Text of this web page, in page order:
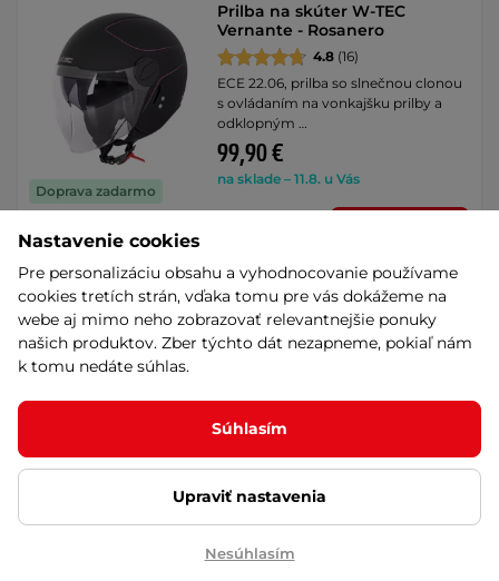
Doprava zadarmo
Prilba na skúter W-TEC
Vernante - Rosanero
4.8 (16)
ECE 22.06, prilba so slnečnou clonou
s ovládaním na vonkajšku prilby a
odklopným …
99,90 €
na sklade – 11.8. u Vás
Prilba na skúter W-TEC
Vernante - Black Matt-Corsa
Red
odklopným …
99,90 €
na sklade – 11.8. u Vás
Nastavenie cookies
Pre personalizáciu obsahu a vyhodnocovanie používame
cookies tretích strán, vďaka tomu pre vás dokážeme na
webe aj mimo neho zobrazovať relevantnejšie ponuky
našich produktov. Zber týchto dát nezapneme, pokiaľ nám
k tomu nedáte súhlas.
Súhlasím
Upraviť nastavenia
Nesúhlasím